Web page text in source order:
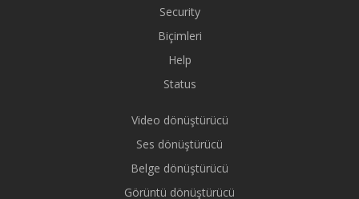
Security
Biçimleri
Help
Status
Video dönüştürücü
Ses dönüştürücü
Belge dönüştürücü
Görüntü dönüştürücü